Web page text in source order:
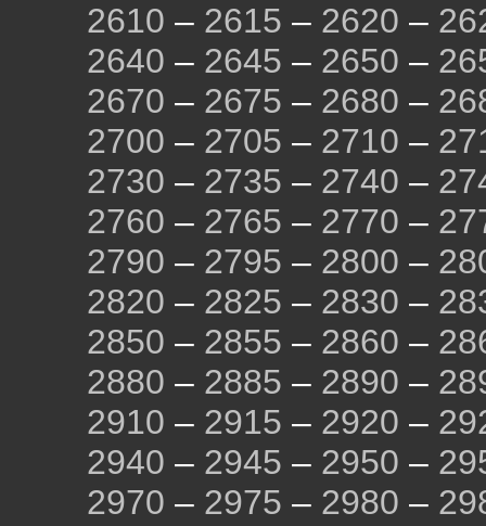
2610 – 2615 – 2620 –
2640 – 2645 – 2650 –
2670 – 2675 – 2680 –
2700 – 2705 – 2710 –
2730 – 2735 – 2740 –
2760 – 2765 – 2770 –
2790 – 2795 – 2800 –
2820 – 2825 – 2830 –
2850 – 2855 – 2860 –
2880 – 2885 – 2890 –
2910 – 2915 – 2920 –
2940 – 2945 – 2950 –
2970 – 2975 – 2980 –